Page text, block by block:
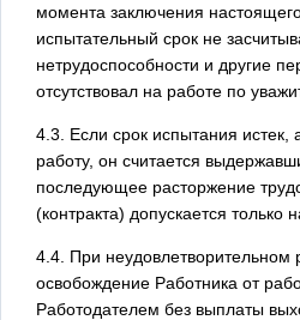
момента заключения
испытательный срок не
нетрудоспособности и другие
отсутствовал на работе по
4.3. Если срок испытания истек,
работу, он считается
последующее расторжение
(контракта) допускается только
4.4. При неудовлетворительном
освобождение Работника от
Работодателем без выплаты